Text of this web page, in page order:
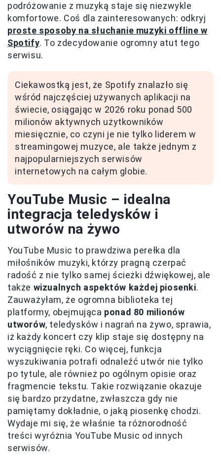
podróżowanie z muzyką staje się niezwykle
komfortowe. Coś dla zainteresowanych: odkryj
proste sposoby na słuchanie muzyki offline w
Spotify. To zdecydowanie ogromny atut tego
serwisu.
Ciekawostką jest, że Spotify znalazło się
wśród najczęściej używanych aplikacji na
świecie, osiągając w 2026 roku ponad 500
milionów aktywnych użytkowników
miesięcznie, co czyni je nie tylko liderem w
streamingowej muzyce, ale także jednym z
najpopularniejszych serwisów
internetowych na całym globie.
YouTube Music – idealna
integracja teledysków i
utworów na żywo
YouTube Music to prawdziwa perełka dla
miłośników muzyki, którzy pragną czerpać
radość z nie tylko samej ścieżki dźwiękowej, ale
także wizualnych aspektów każdej piosenki.
Zauważyłam, że ogromna biblioteka tej
platformy, obejmująca ponad 80 milionów
utworów, teledysków i nagrań na żywo, sprawia,
iż każdy koncert czy klip staje się dostępny na
wyciągnięcie ręki. Co więcej, funkcja
wyszukiwania potrafi odnaleźć utwór nie tylko
po tytule, ale również po ogólnym opisie oraz
fragmencie tekstu. Takie rozwiązanie okazuje
się bardzo przydatne, zwłaszcza gdy nie
pamiętamy dokładnie, o jaką piosenkę chodzi.
Wydaje mi się, że właśnie ta różnorodność
treści wyróżnia YouTube Music od innych
serwisów.